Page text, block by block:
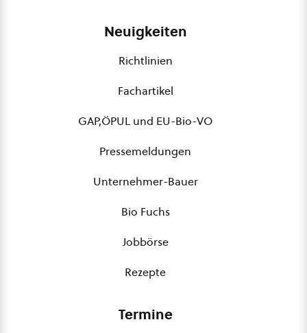
Neuigkeiten
Richtlinien
Fachartikel
GAP,ÖPUL und EU-Bio-VO
Pressemeldungen
Unternehmer-Bauer
Bio Fuchs
Jobbörse
Rezepte
Termine